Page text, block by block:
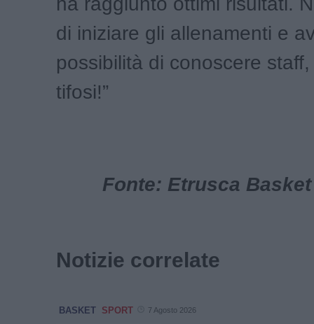
di iniziare gli allenamenti e
possibilità di conoscere
tifosi!”
Fonte: Etrusca
Notizie correlate
BASKET SPORT 7 Agosto 2026